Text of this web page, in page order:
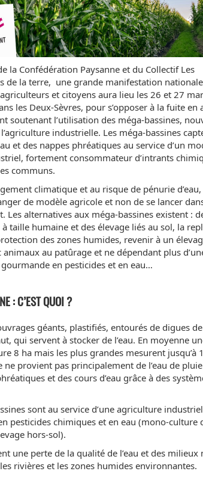
la Confédération Paysanne et du Collectif Les
de la terre, une grande manifestation nationale
et citoyens aura lieu les 26 et 27
les Deux-Sèvres, pour s’opposer à la fuite en
soutenant l’utilisation des méga-bassines,
industrielle. Les méga-bassines
et des nappes phréatiques au service d’un
fortement consommateur d’intrants
communs.
climatique et au risque de pénurie
de modèle agricole et non de se lancer
Les alternatives aux méga-bassines existent :
taille humaine et des élevage liés au sol, la
des zones humides, revenir à un
animaux au patûrage et ne dépendant plus
en pesticides et en eau…
: C’EST QUOI ?
géants, plastifiés, entourés de digues
qui servent à stocker de l’eau. En moyenne
8 ha mais les plus grandes mesurent jusqu’à
ne provient pas principalement de l’eau de
et des cours d’eau grâce à des
sont au service d’une agriculture
pesticides chimiques et en eau (mono-culture
hors-sol).
une perte de la qualité de l’eau et des milieux
rivières et les zones humides environnantes.